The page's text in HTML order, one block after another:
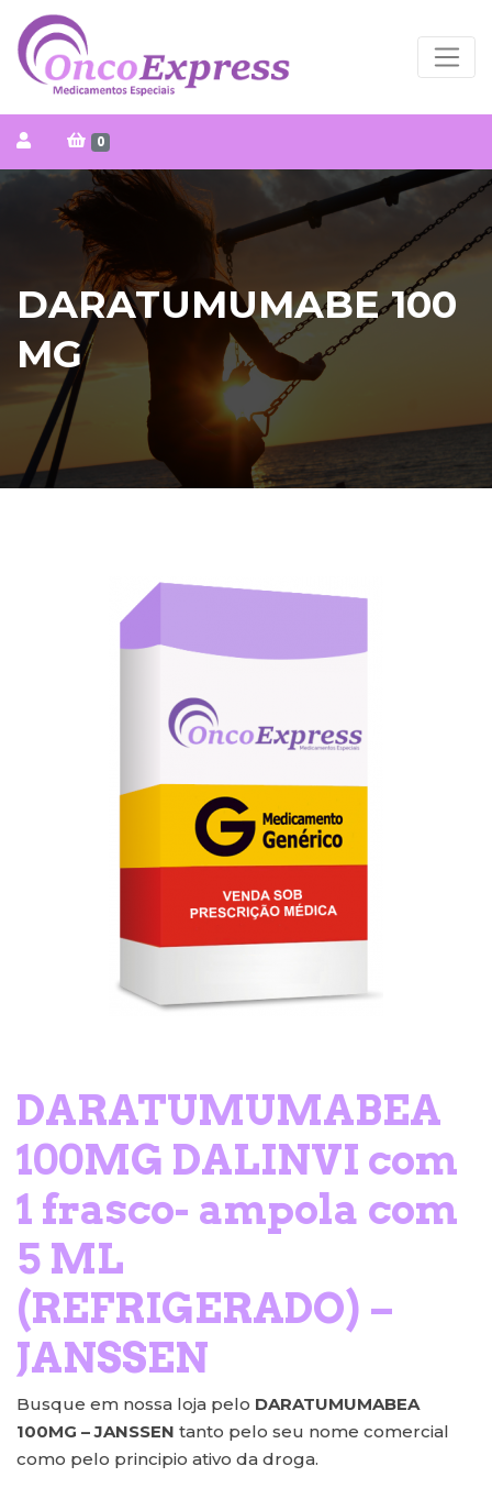
0
DARATUMUMABE 100
MG
DARATUMUMABEA
100MG DALINVI com
1 frasco- ampola com
5 ML
(REFRIGERADO) –
JANSSEN
Busque em nossa loja pelo DARATUMUMABEA
100MG – JANSSEN tanto pelo seu nome comercial
como pelo principio ativo da droga.